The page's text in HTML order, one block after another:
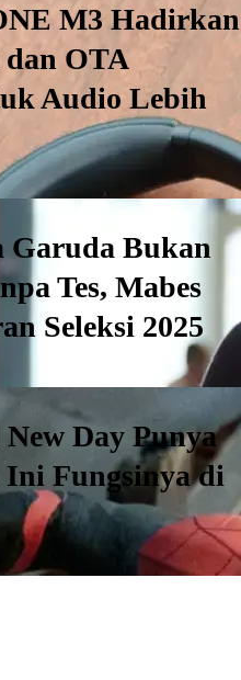
M3 Hadirkan
OTA
Audio Lebih
Garuda Bukan
Tes, Mabes
Seleksi 2025
Day Punya
Ini Fungsinya di